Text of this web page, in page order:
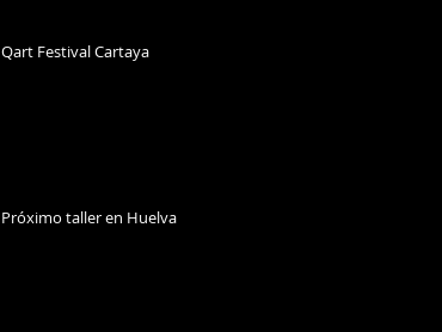
Qart Festival Cartaya
Próximo taller en Huelva